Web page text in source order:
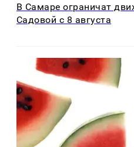
В Самаре ограничат
Садовой с 8 августа